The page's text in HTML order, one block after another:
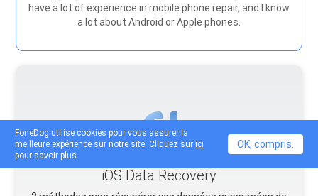
have a lot of experience in mobile phone repair, and I know
a lot about Android or Apple phones.
iOS Data Recovery
FoneDog utilise cookies pour vous assurer la
meilleure expérience sur notre site. Cliquez sur ici
pour savoir plus.
OK, compris.